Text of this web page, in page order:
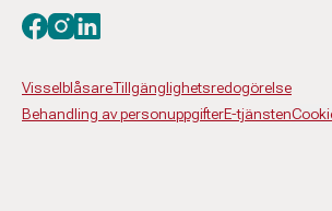
VisselblåsareTillgänglighetsredogörelse
Behandling av personuppgifterE-tjänsten
Besök oss på facebook
Besök oss på instagram
Besök oss på linkedin